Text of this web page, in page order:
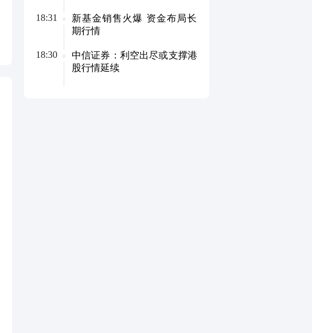
18:31
新基金销售火爆 资金布局长
期行情
18:30
中信证券：利空出尽或支撑港
股行情延续